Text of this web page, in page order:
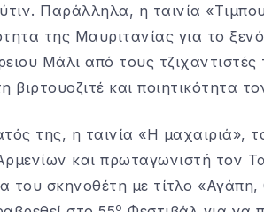
Παράλληλα, η ταινία
της Μαυριτανίας για το
Μάλι από τους τζιχαντιστές
και ποιητικότητα
της, η ταινία «Η μαχαιριά»,
και πρωταγωνιστή τον
του σκηνοθέτη με τίτλο «Αγάπη,
ο